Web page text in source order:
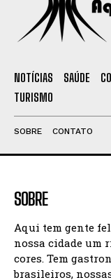
NOTÍCIAS SAÚDE
TURISMO
SOBRE CONTATO
SOBRE
Aqui tem gente
nossa cidade um
cores. Tem
brasileiros,